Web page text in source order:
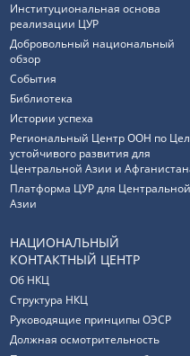
Институциональная основа
реализации ЦУР
Добровольный национальный
обзор
События
Библиотека
Истории успеха
Региональный Центр ООН по
устойчивого развития для
Центральной Азии и
Платформа ЦУР для Центральной
Азии
НАЦИОНАЛЬНЫЙ
КОНТАКТНЫЙ ЦЕНТР
Об НКЦ
Структура НКЦ
Руководящие принципы ОЭСР
Должная осмотрительность